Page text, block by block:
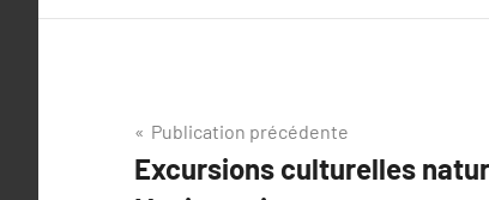
Navigation
de
Publication précédente
Excursions culturelles